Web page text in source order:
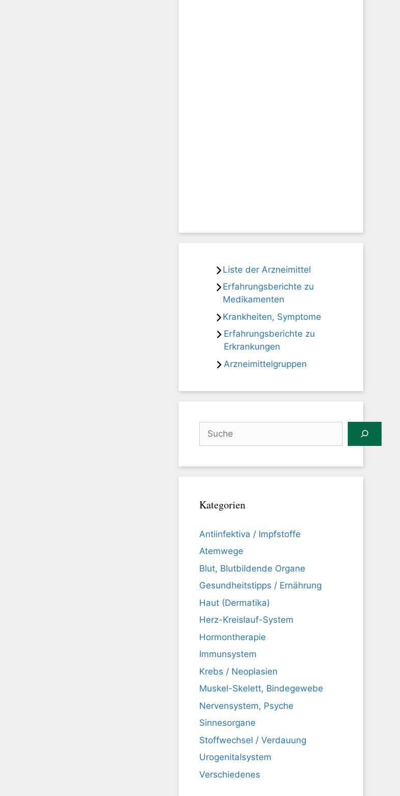
Liste der Arzneimittel
Erfahrungsberichte zu
Medikamenten
Krankheiten, Symptome
Erfahrungsberichte zu
Erkrankungen
Arzneimittelgruppen
Kategorien
Antiinfektiva / Impfstoffe
Atemwege
Blut, Blutbildende Organe
Gesundheitstipps / Ernährung
Haut (Dermatika)
Herz-Kreislauf-System
Hormontherapie
Immunsystem
Krebs / Neoplasien
Muskel-Skelett, Bindegewebe
Nervensystem, Psyche
Sinnesorgane
Stoffwechsel / Verdauung
Urogenitalsystem
Verschiedenes